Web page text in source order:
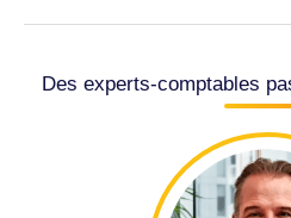
Des experts-comptables